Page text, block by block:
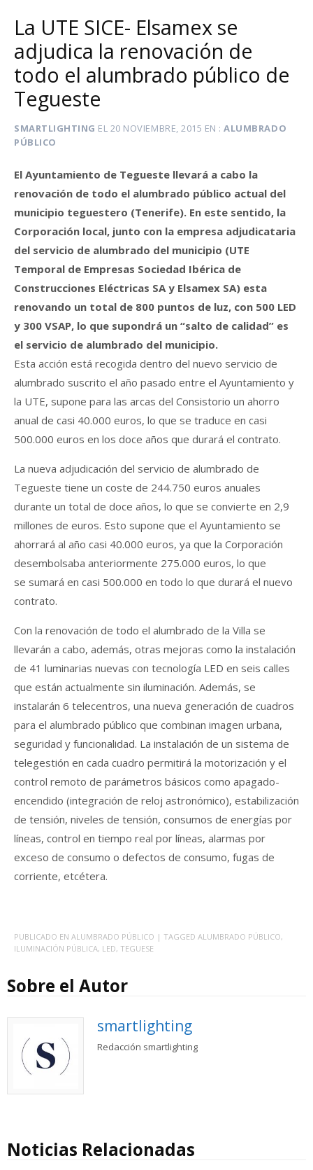
La UTE SICE- Elsamex se
adjudica la renovación de
todo el alumbrado público de
Tegueste
SMARTLIGHTING EL 20 NOVIEMBRE, 2015 EN
ALUMBRADO
PÚBLICO
El Ayuntamiento de Tegueste llevará a cabo la
renovación de todo el alumbrado público actual del
municipio teguestero (Tenerife). En este sentido, la
Corporación local, junto con la empresa adjudicataria
del servicio de alumbrado del municipio (UTE
Temporal de Empresas Sociedad Ibérica de
Construcciones Eléctricas SA y Elsamex SA) esta
renovando un total de 800 puntos de luz, con 500 LED
y 300 VSAP, lo que supondrá un “salto de calidad” es
el servicio de alumbrado del municipio.
Esta acción está recogida dentro del nuevo servicio de
alumbrado suscrito el año pasado entre el Ayuntamiento y
la UTE, supone para las arcas del Consistorio un ahorro
anual de casi 40.000 euros, lo que se traduce en casi
500.000 euros en los doce años que durará el contrato.
La nueva adjudicación del servicio de alumbrado de
Tegueste tiene un coste de 244.750 euros anuales
durante un total de doce años, lo que se convierte en 2,9
millones de euros. Esto supone que el Ayuntamiento se
ahorrará al año casi 40.000 euros, ya que la Corporación
desembolsaba anteriormente 275.000 euros, lo que
se sumará en casi 500.000 en todo lo que durará el nuevo
contrato.
Con la renovación de todo el alumbrado de la Villa se
llevarán a cabo, además, otras mejoras como la instalación
de 41 luminarias nuevas con tecnología LED en seis calles
que están actualmente sin iluminación. Además, se
instalarán 6 telecentros, una nueva generación de cuadros
para el alumbrado público que combinan imagen urbana,
seguridad y funcionalidad. La instalación de un sistema de
telegestión en cada cuadro permitirá la motorización y el
control remoto de parámetros básicos como apagado-
encendido (integración de reloj astronómico), estabilización
de tensión, niveles de tensión, consumos de energías por
líneas, control en tiempo real por líneas, alarmas por
exceso de consumo o defectos de consumo, fugas de
corriente, etcétera.
PUBLICADO EN ALUMBRADO PÚBLICO | TAGGED ALUMBRADO PÚBLICO,
ILUMINACIÓN PÚBLICA, LED, TEGUESE
Sobre el Autor
smartlighting
Redacción smartlighting
Noticias Relacionadas